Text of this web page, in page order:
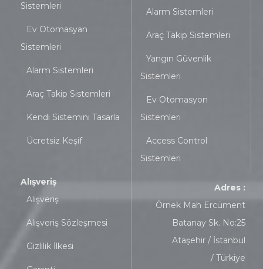
Sistemleri
Ev Otomasyan
Sistemleri
Alarm Sistemleri
Araç Takip Sistemleri
Kendi Sistemini Tasarla
Ücretsiz Keşif
Alarm Sistemleri
Araç Takip Sistemleri
Yangın Güvenlik
Sistemleri
Ev Otomasyon
Sistemleri
Access Control
Sistemleri
Alışveriş
Alışveriş
Alışveriş Sözleşmesi
Gizlilik İlkesi
Adres :
Örnek Mah Ercüment
Batanay Sk. No:25
Ataşehir / İstanbul
/ Türkiye